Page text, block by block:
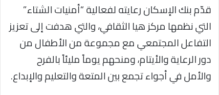
قدّم بنك الإسكان رعايته لفعالية “أمنيات الشتاء”
التي نظمها مركز هيا الثقافي، والتي هدفت إلى تعزيز
التفاعل المجتمعي مع مجموعة من الأطفال من
دور الرعاية والأيتام، ومنحهم يوماً مليئاً بالفرح
والأمل في أجواء تجمع بين المتعة والتعليم والإبداع.